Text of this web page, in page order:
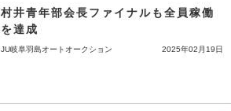
村井青年部会長ファイナルも全員稼働
を達成
JU岐阜羽島オートオークション 2025年02月19日